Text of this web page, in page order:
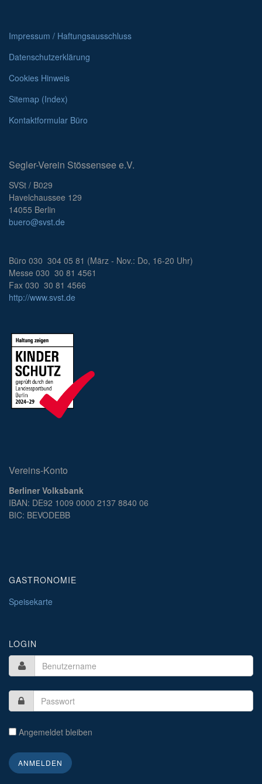
Impressum / Haftungsausschluss
Datenschutzerklärung
Cookies Hinweis
Sitemap (Index)
Kontaktformular Büro
Segler-Verein Stössensee e.V.
SVSt / B029
Havelchaussee 129
14055 Berlin
buero@svst.de
Büro 030 304 05 81 (März - Nov.: Do, 16-20 Uhr)
Messe 030 30 81 4561
Fax 030 30 81 4566
http://www.svst.de
Vereins-Konto
Berliner Volksbank
IBAN: DE92 1009 0000 2137 8840 06
BIC: BEVODEBB
GASTRONOMIE
Speisekarte
LOGIN
Angemeldet bleiben